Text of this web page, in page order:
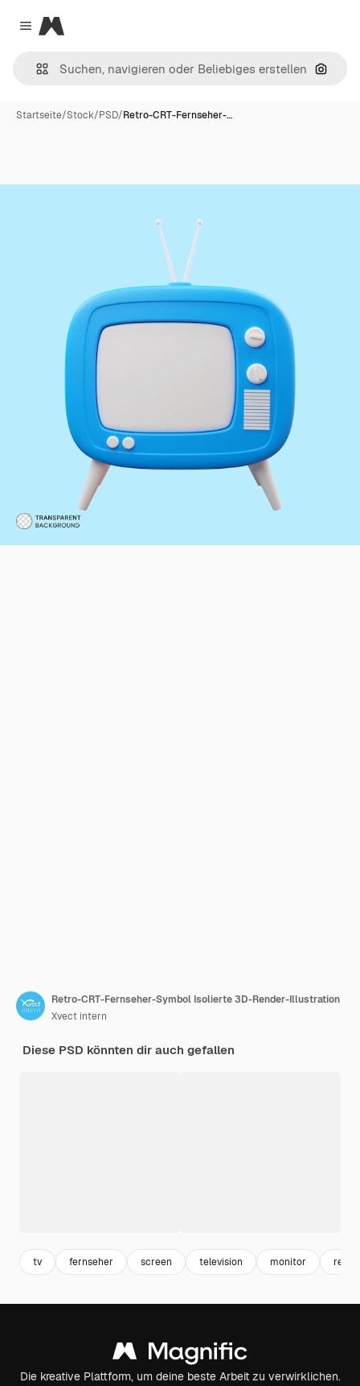
Close menu
Magnific
Nach
Startseite/Stock/PSD/Retro-CRT-Fernseher-…
Retro-CRT-Fernseher-Symbol Isolierte 3D-Render-Illustration
Xvect intern
Diese PSD könnten dir auch gefallen
tv fernseher screen television monitor retro
Die kreative Plattform, um deine beste Arbeit zu verwirklichen.